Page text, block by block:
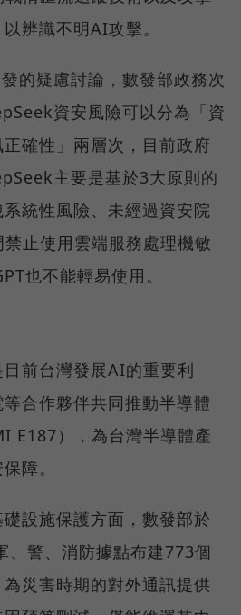
辨識不明AI攻擊。
的疑慮討論，數發部政務次
資安風險可以分為「資
確性」兩層次，目前政府
主要是基於3大原則的
統性風險、未經過資安院
止使用雲端服務處理機敏
也不能輕易使用。
前台灣發展AI的重要利
合作夥伴共同推動半導體
E187），為台灣半導體產
障。
設施保護方面，數發部於
、警、消防據點布建773個
災害時期的對外通訊提供